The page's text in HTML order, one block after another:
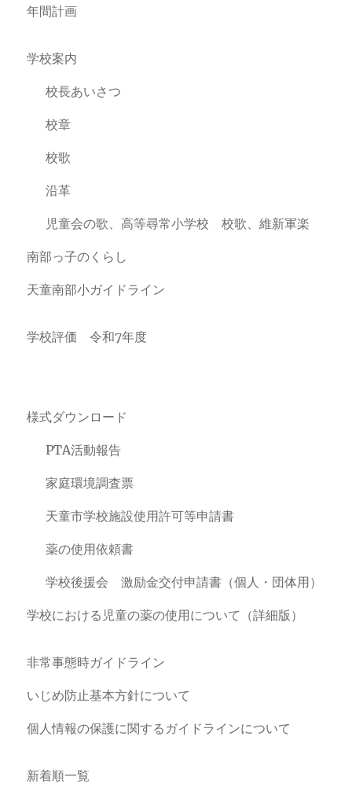
年間計画
学校案内
校長あいさつ
校章
校歌
沿革
児童会の歌、高等尋常小学校 校歌、維新軍楽
南部っ子のくらし
天童南部小ガイドライン
学校評価 令和7年度
様式ダウンロード
PTA活動報告
家庭環境調査票
天童市学校施設使用許可等申請書
薬の使用依頼書
学校後援会 激励金交付申請書（個人・団体用）
学校における児童の薬の使用について（詳細版）
非常事態時ガイドライン
いじめ防止基本方針について
個人情報の保護に関するガイドラインについて
新着順一覧